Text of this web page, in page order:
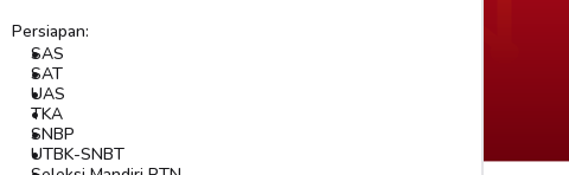
Persiapan:
SAS
SAT
UAS
TKA
SNBP
UTBK-SNBT